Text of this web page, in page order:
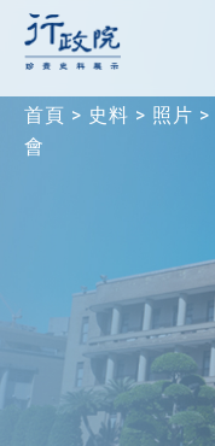
主
首頁 > 史料 > 照片 >
會